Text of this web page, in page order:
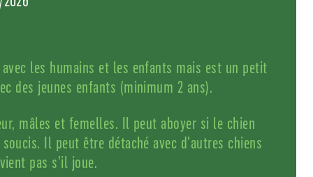
les humains et les enfants mais est un petit
des jeunes enfants (minimum 2 ans).
mâles et femelles. Il peut aboyer si le chien
Il peut être détaché avec d'autres chiens
pas s'il joue.